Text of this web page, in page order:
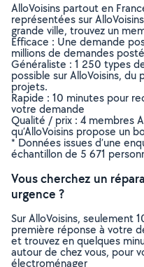
AlloVoisins partout en
représentées sur
grande ville, trouvez un
Efficace : Une demande
millions de demandes
Généraliste : 1 250 types
possible sur AlloVoisins, du
projets.
Rapide : 10 minutes pour
votre demande
Qualité / prix : 4 membres
qu’AlloVoisins propose un
* Données issues d’une
échantillon de 5 671
Vous cherchez un
urgence ?
Sur AlloVoisins, seulement
première réponse à votre
et trouvez en quelques
autour de chez vous, pour
électroménager